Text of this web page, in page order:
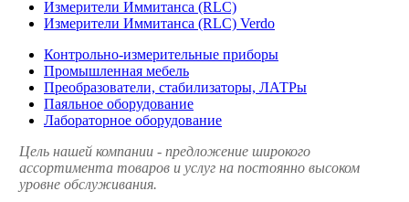
Измерители Иммитанса (RLC)
Измерители Иммитанса (RLC) Verdo
Контрольно-измерительные приборы
Промышленная мебель
Преобразователи, стабилизаторы, ЛАТРы
Паяльное оборудование
Лабораторное оборудование
Цель нашей компании - предложение широкого
ассортимента товаров и услуг на постоянно высоком
уровне обслуживания.